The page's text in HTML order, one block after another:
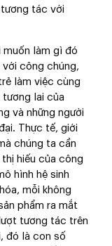
tác với
muốn làm gì đó
với công chúng,
làm việc cùng
tương lai của
và những người
Thực tế, giới
chúng ta cần
hiếu của công
hình hệ sinh
mỗi không
phẩm ra mắt
tương tác trên
đó là con số